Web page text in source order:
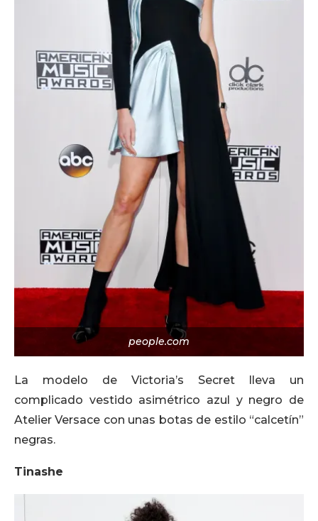
people.com
La modelo de Victoria’s Secret lleva un
complicado vestido asimétrico azul y negro de
Atelier Versace con unas botas de estilo “calcetín”
negras.
Tinashe